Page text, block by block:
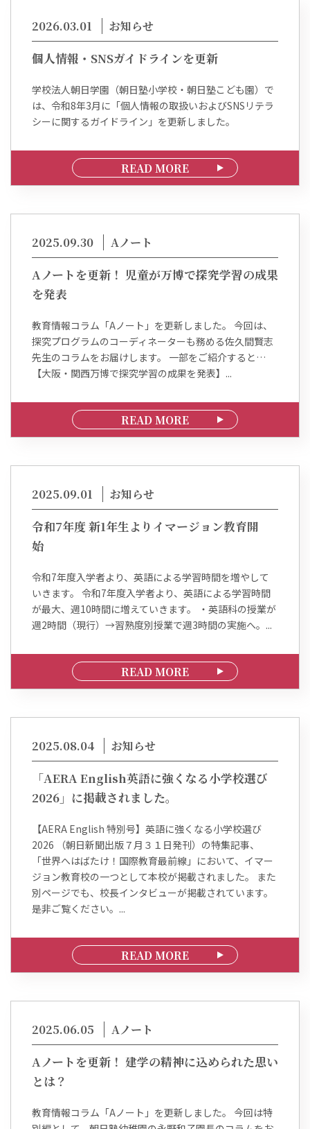
2026.03.01 お知らせ
個人情報・SNSガイドラインを更新
学校法人朝日学園（朝日塾小学校・朝日塾こども園）で
は、令和8年3月に「個人情報の取扱いおよびSNSリテラ
シーに関するガイドライン」を更新しました。
READ MORE
2025.09.30 Aノート
Aノートを更新！ 児童が万博で探究学習の成果
を発表
教育情報コラム「Aノート」を更新しました。 今回は、
探究プログラムのコーディネーターも務める佐久間賢志
先生のコラムをお届けします。 一部をご紹介すると…
【大阪・関西万博で探究学習の成果を発表】...
READ MORE
2025.09.01 お知らせ
令和7年度 新1年生よりイマージョン教育開
始
令和7年度入学者より、英語による学習時間を増やして
いきます。 令和7年度入学者より、英語による学習時間
が最大、週10時間に増えていきます。 ・英語科の授業が
週2時間（現行）→習熟度別授業で週3時間の実施へ。...
READ MORE
2025.08.04 お知らせ
「AERA English英語に強くなる小学校選び
2026」に掲載されました。
【AERA English 特別号】英語に強くなる小学校選び
2026 （朝日新聞出版７月３１日発刊）の特集記事、
「世界へはばたけ！国際教育最前線」において、イマー
ジョン教育校の一つとして本校が掲載されました。 また
別ページでも、校長インタビューが掲載されています。
是非ご覧ください。...
READ MORE
2025.06.05 Aノート
Aノートを更新！ 建学の精神に込められた思い
とは？
教育情報コラム「Aノート」を更新しました。 今回は特